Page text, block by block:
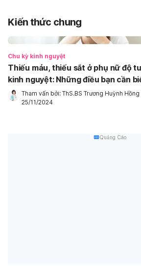
Kiến thức chung
Chu kỳ kinh nguyệt
Thiếu máu, thiếu sắt ở phụ nữ độ
kinh nguyệt: Những điều bạn cần
Tham vấn bởi: ThS.BS Trương Huỳnh Hồng
25/11/2024
Quảng Cáo